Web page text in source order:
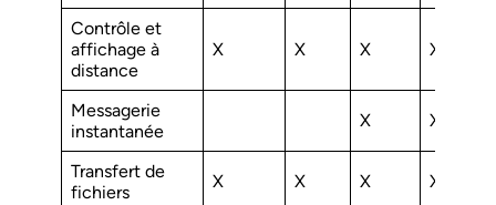
Contrôle et
affichage à
distance
X X X X
Messagerie
instantanée
X X
Transfert de
fichiers
X X X X